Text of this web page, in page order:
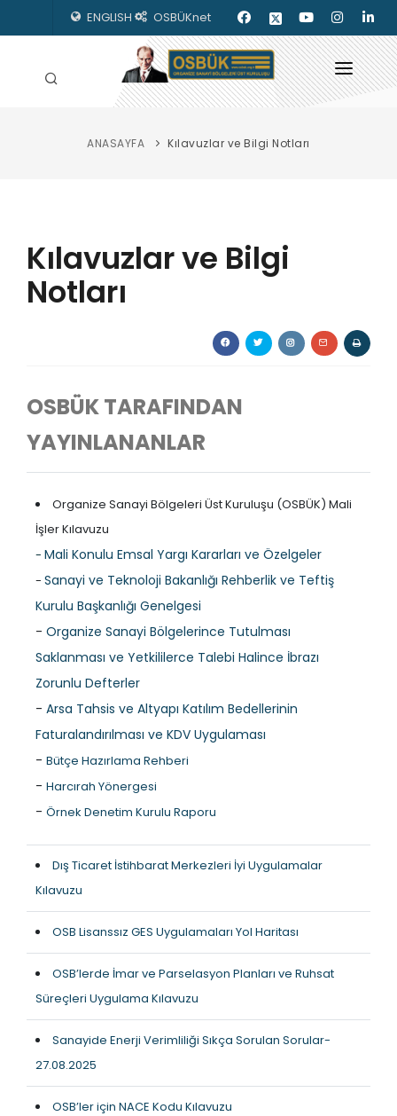
ENGLISH OSBÜKnet
HAKKIMIZDA
KILAVUZLAR
İLETİŞİM
ANASAYFA Kılavuzlar ve Bilgi Notları
Kılavuzlar ve Bilgi
Notları
OSBÜK TARAFINDAN
YAYINLANANLAR
Organize Sanayi Bölgeleri Üst Kuruluşu (OSBÜK) Mali
İşler Kılavuzu
- Mali Konulu Emsal Yargı Kararları ve Özelgeler
- Sanayi ve Teknoloji Bakanlığı Rehberlik ve Teftiş
Kurulu Başkanlığı Genelgesi
- Organize Sanayi Bölgelerince Tutulması
Saklanması ve Yetkililerce Talebi Halince İbrazı
Zorunlu Defterler
- Arsa Tahsis ve Altyapı Katılım Bedellerinin
Faturalandırılması ve KDV Uygulaması
- Bütçe Hazırlama Rehberi
- Harcırah Yönergesi
- Örnek Denetim Kurulu Raporu
Dış Ticaret İstihbarat Merkezleri İyi Uygulamalar
Kılavuzu
OSB Lisanssız GES Uygulamaları Yol Haritası
OSB’lerde İmar ve Parselasyon Planları ve Ruhsat
Süreçleri Uygulama Kılavuzu
Sanayide Enerji Verimliliği Sıkça Sorulan Sorular-
27.08.2025
OSB’ler için NACE Kodu Kılavuzu